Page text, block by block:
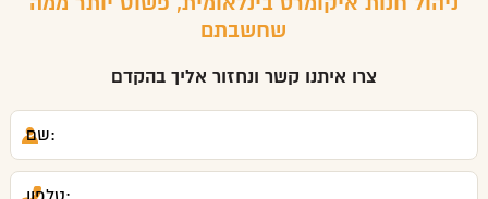
שחשבתם
צרו איתנו קשר ונחזור אליך בהקדם